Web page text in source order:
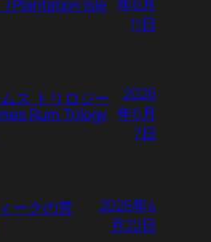
Plantation Isle 年6月
11日
ス トリロジー
Rum Trilogy
2026
年5月
7日
ークの営
2026年4
月22日